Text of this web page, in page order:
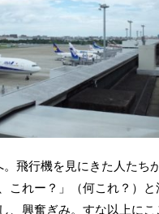
飛行機を見にきた人たち
これー？」（何これ？）と
、興奮ぎみ。すな以上に